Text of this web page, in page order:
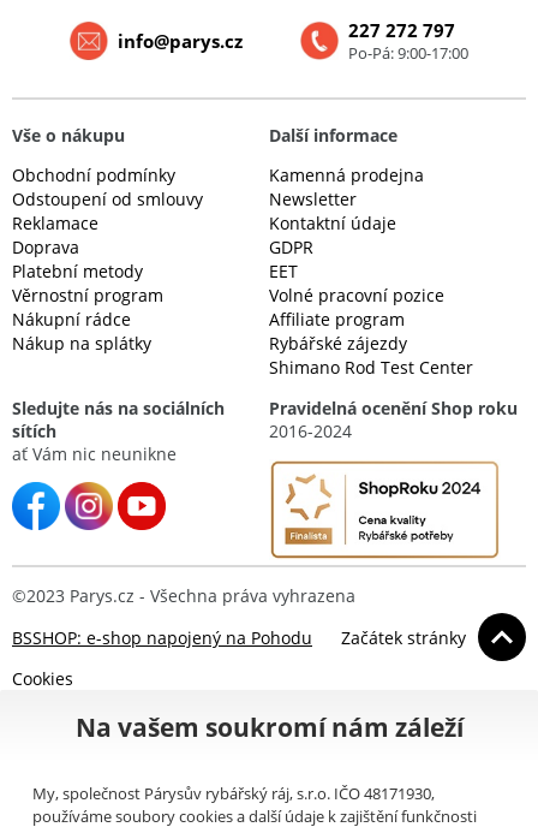
227 272 797
Po-Pá: 9:00-17:00
info@parys.cz
Vše o nákupu
Obchodní podmínky
Odstoupení od smlouvy
Reklamace
Doprava
Platební metody
Věrnostní program
Nákupní rádce
Nákup na splátky
Další informace
Kamenná prodejna
Newsletter
Kontaktní údaje
GDPR
EET
Volné pracovní pozice
Affiliate program
Rybářské zájezdy
Shimano Rod Test Center
Sledujte nás na sociálních
sítích
ať Vám nic neunikne
Pravidelná ocenění Shop roku
2016-2024
©2023 Parys.cz - Všechna práva vyhrazena
BSSHOP: e-shop napojený na Pohodu
Začátek stránky
Cookies
Na vašem soukromí nám záleží
My, společnost Párysův rybářský ráj, s.r.o. IČO 48171930,
používáme soubory cookies a další údaje k zajištění funkčnosti